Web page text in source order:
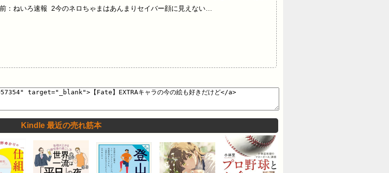
：ねいろ速報 2今のネロちゃまはあんまりセイバー顔に見えない…
Kindle 最近の売れ筋本